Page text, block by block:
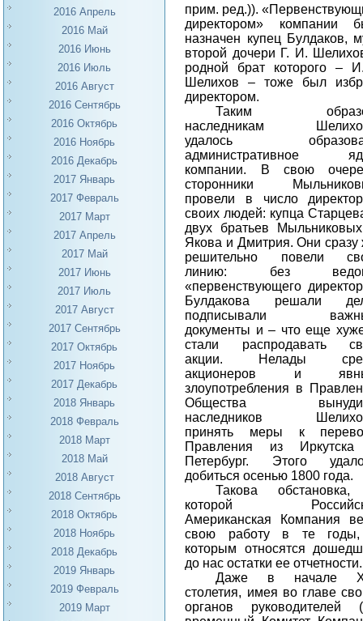
2016 Апрель
2016 Май
2016 Июнь
2016 Июль
2016 Август
2016 Сентябрь
2016 Октябрь
2016 Ноябрь
2016 Декабрь
2017 Январь
2017 Февраль
2017 Март
2017 Апрель
2017 Май
2017 Июнь
2017 Июль
2017 Август
2017 Сентябрь
2017 Октябрь
2017 Ноябрь
2017 Декабрь
2018 Январь
2018 Февраль
2018 Март
2018 Май
2018 Август
2018 Сентябрь
2018 Октябрь
2018 Ноябрь
2018 Декабрь
2019 Январь
2019 Февраль
2019 Март
прим. ред.)).
директором» компании
назначен купец Булдаков,
второй дочери Г. И.
родной брат которого –
Шелихов – тоже был
директором.
Таким
наследникам
удалось
административное
компании. В свою
сторонники
провели в число
своих людей: купца
двух братьев
Якова и Дмитрия. Они сразу
решительно повели
линию: без
«первенствующего
Булдакова решали
подписывали
документы и – что еще
стали распродавать
акции. Нелады
акционеров и
злоупотребления в
Общества
наследников
принять меры к
Правления из
Петербург. Этого
добиться осенью 1800 года.
Такова
которой
Американская Компания
свою работу в те
которым относятся
до нас остатки ее отчетности.
Даже в начале
столетия, имея во главе
органов руководителей (